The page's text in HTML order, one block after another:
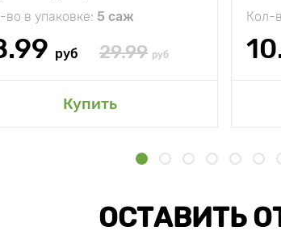
во в упаковке: 5 саж
руб 29.99 руб
Купить
Кол-
ОСТАВИТЬ